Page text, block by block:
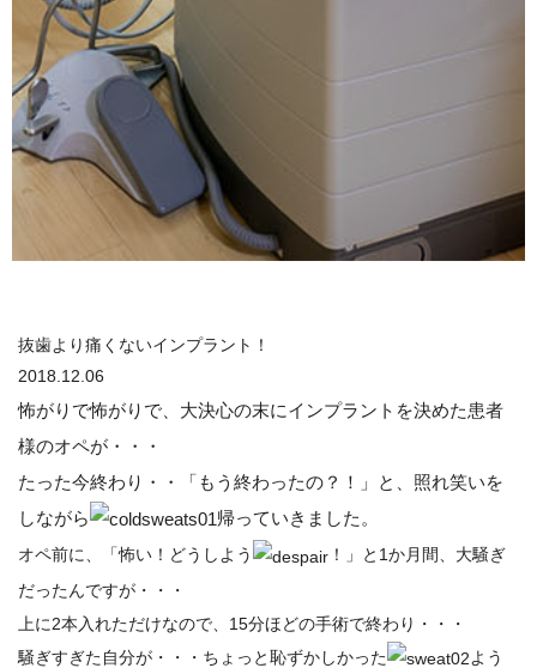
抜歯より痛くないインプラント！
2018.12.06
怖がりで怖がりで、大決心の末にインプラントを決めた患者
様のオペが・・・
たった今終わり・・「もう終わったの？！」と、照れ笑いを
しながら
帰っていきました。
オペ前に、「怖い！どうしよう
！」と1か月間、大騒ぎ
だったんですが・・・
上に2本入れただけなので、15分ほどの手術で終わり・・・
騒ぎすぎた自分が・・・ちょっと恥ずかしかった
よう